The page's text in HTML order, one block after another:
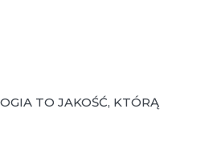
TO JAKOŚĆ, KTÓRĄ